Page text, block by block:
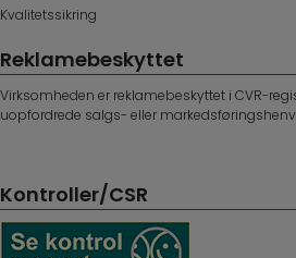
Kvalitetssikring
Reklamebeskyttet
Virksomheden er reklamebeskyttet i CVR-
uopfordrede salgs- eller
Kontroller/CSR